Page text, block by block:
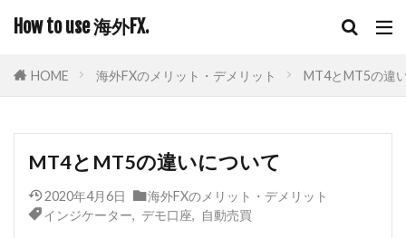
How to use 海外FX.
HOME 海外FXのメリット・デメリット MT4とMT5の違
MT4とMT5の違いについて
2020年4月6日
海外FXのメリット・デメリット
インジケーター
デモ口座 自動売買